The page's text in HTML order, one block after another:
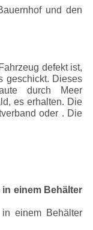
und den
defekt ist,
geschickt. Dieses
durch Meer
es erhalten. Die
oder . Die
einem Behälter
einem Behälter